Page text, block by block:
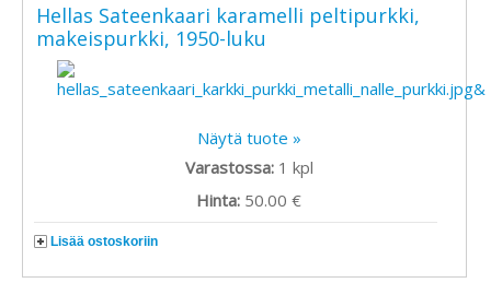
Hellas Sateenkaari karamelli peltipurkki,
makeispurkki, 1950-luku
Näytä tuote »
Varastossa: 1 kpl
Hinta: 50.00 €
Lisää ostoskoriin